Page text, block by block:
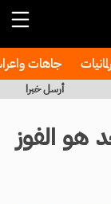
جاهات
أرسل خبرا
هو الفوز